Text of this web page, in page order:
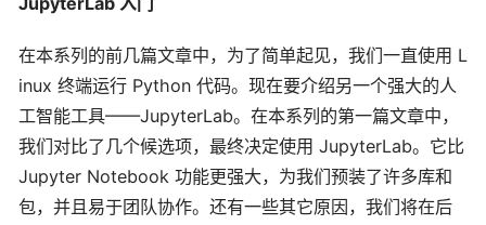
在本系列的前几篇文章中，为了简单起见，我们一直使用 L
inux 终端运行 Python 代码。现在要介绍另一个强大的人
工智能工具——JupyterLab。在本系列的第一篇文章中，
我们对比了几个候选项，最终决定使用 JupyterLab。它比
Jupyter Notebook 功能更强大，为我们预装了许多库和
包，并且易于团队协作。还有一些其它原因，我们将在后